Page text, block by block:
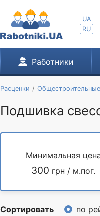
UA
RU
Работники
Расценки
Подшивка
Минимальная цена
300 грн / м.пог.
Сортировать по